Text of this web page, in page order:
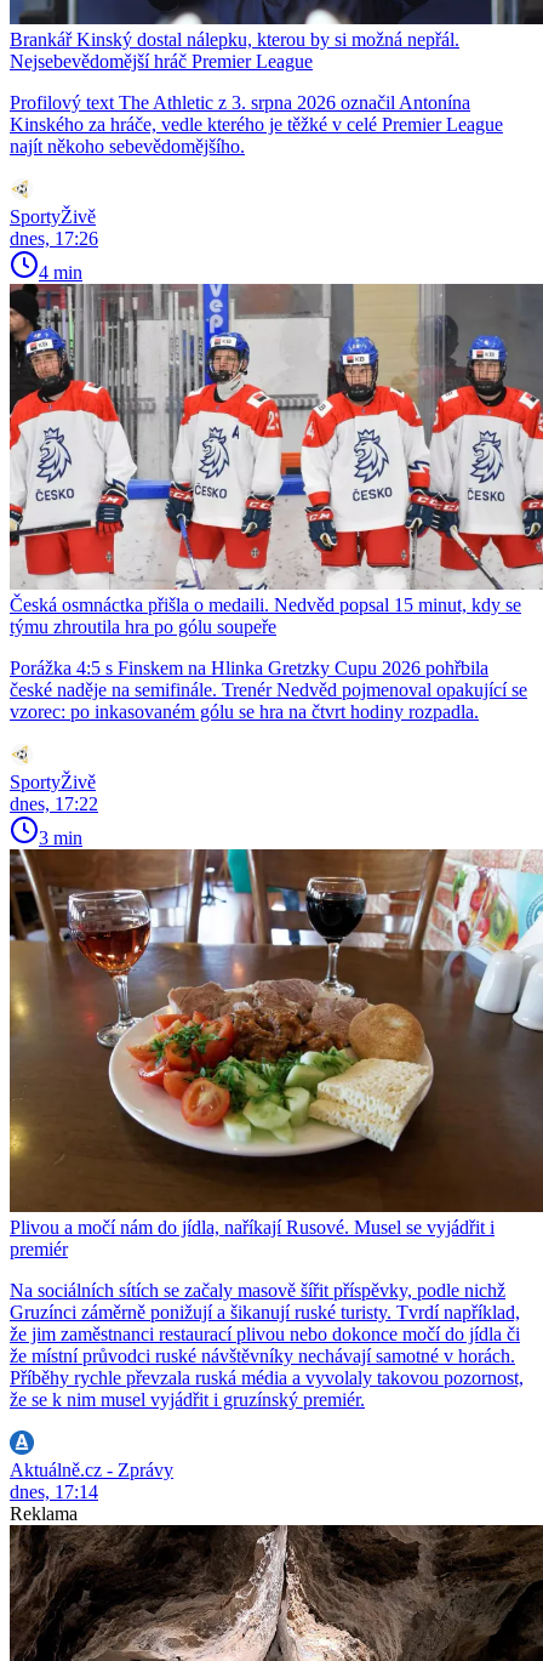
Brankář Kinský dostal nálepku, kterou by si možná nepřál.
Nejsebevědomější hráč Premier League
Profilový text The Athletic z 3. srpna 2026 označil Antonína
Kinského za hráče, vedle kterého je těžké v celé Premier League
najít někoho sebevědomějšího.
SportyŽivě
dnes, 17:26
4 min
Česká osmnáctka přišla o medaili. Nedvěd popsal 15 minut, kdy se
týmu zhroutila hra po gólu soupeře
Porážka 4:5 s Finskem na Hlinka Gretzky Cupu 2026 pohřbila
české naděje na semifinále. Trenér Nedvěd pojmenoval opakující se
vzorec: po inkasovaném gólu se hra na čtvrt hodiny rozpadla.
SportyŽivě
dnes, 17:22
3 min
Plivou a močí nám do jídla, naříkají Rusové. Musel se vyjádřit i
premiér
Na sociálních sítích se začaly masově šířit příspěvky, podle nichž
Gruzínci záměrně ponižují a šikanují ruské turisty. Tvrdí například,
že jim zaměstnanci restaurací plivou nebo dokonce močí do jídla či
že místní průvodci ruské návštěvníky nechávají samotné v horách.
Příběhy rychle převzala ruská média a vyvolaly takovou pozornost,
že se k nim musel vyjádřit i gruzínský premiér.
Aktuálně.cz - Zprávy
dnes, 17:14
Reklama